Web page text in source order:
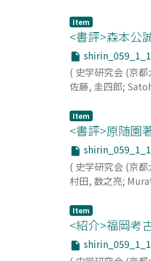
Item
<書評>森本公
( 史学研究会 (京
佐藤, 圭四郎;
Item
<書評>原随園
( 史学研究会 (京
村田, 数之亮;
Item
<紹介>福岡考